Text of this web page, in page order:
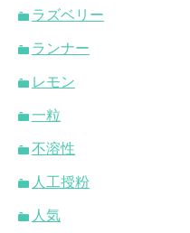
ラズベリー
ランナー
レモン
一粒
不溶性
人工授粉
人気